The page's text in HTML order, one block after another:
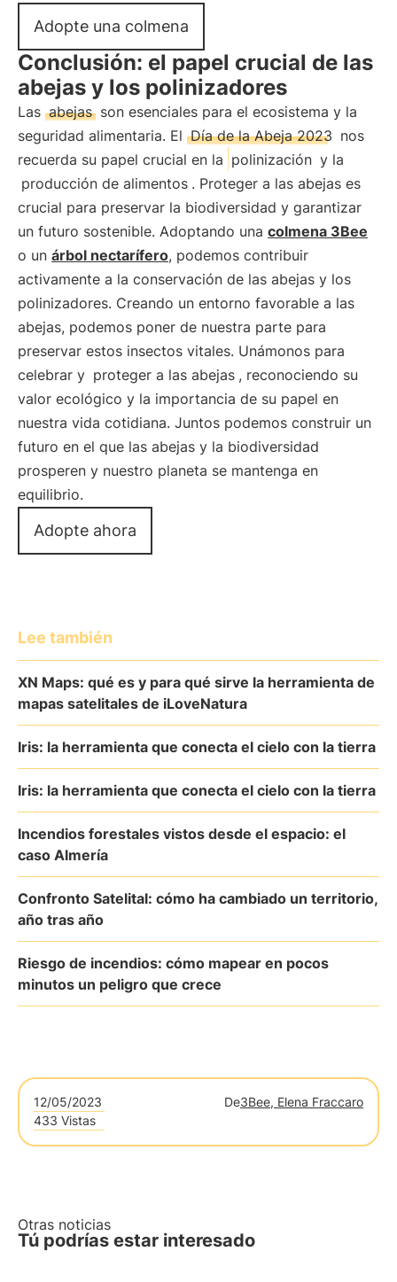
Adopte una colmena
Conclusión: el papel crucial de las
abejas y los polinizadores
Las abejas son esenciales para el ecosistema y la
seguridad alimentaria. El Día de la Abeja 2023 nos
recuerda su papel crucial en la polinización y la
producción de alimentos . Proteger a las abejas es
crucial para preservar la biodiversidad y garantizar
un futuro sostenible. Adoptando una colmena 3Bee
o un árbol nectarífero, podemos contribuir
activamente a la conservación de las abejas y los
polinizadores. Creando un entorno favorable a las
abejas, podemos poner de nuestra parte para
preservar estos insectos vitales. Unámonos para
celebrar y proteger a las abejas , reconociendo su
valor ecológico y la importancia de su papel en
nuestra vida cotidiana. Juntos podemos construir un
futuro en el que las abejas y la biodiversidad
prosperen y nuestro planeta se mantenga en
equilibrio.
Adopte ahora
Lee también
XN Maps: qué es y para qué sirve la herramienta de
mapas satelitales de iLoveNatura
Iris: la herramienta que conecta el cielo con la tierra
Iris: la herramienta que conecta el cielo con la tierra
Incendios forestales vistos desde el espacio: el
caso Almería
Confronto Satelital: cómo ha cambiado un territorio,
año tras año
Riesgo de incendios: cómo mapear en pocos
minutos un peligro que crece
12/05/2023 De3Bee, Elena Fraccaro
433 Vistas
Otras noticias
Tú podrías estar interesado